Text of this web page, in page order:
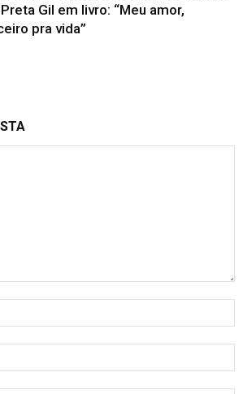
Gil em livro: “Meu amor,
pra vida”